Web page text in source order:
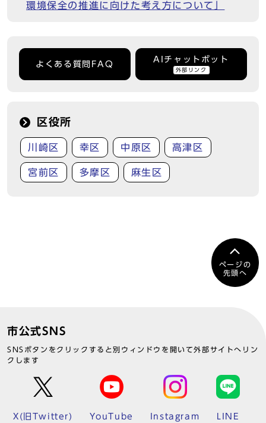
環境保全の推進に向けた考え方について」
よくある質問FAQ
AIチャットボット
外部リンク
区役所
川崎区 幸区 中原区 高津区
宮前区 多摩区 麻生区
ページの
先頭へ
市公式SNS
SNSボタンをクリックすると別ウィンドウを開いて外部サイトへリン
クします
X(旧Twitter) YouTube Instagram LINE